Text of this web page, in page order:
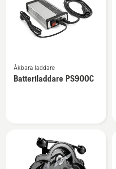
mer
information
Åkbara laddare
Batteriladdare PS900C